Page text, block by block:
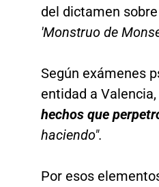
del dictamen
'Monstruo de
Según exámenes
entidad a Valencia,
hechos que
haciendo".
Por esos